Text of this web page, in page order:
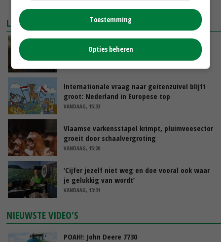
LAATSTE NIEUWS
‘Samenwerking A-ware en Amalthea gaat
zorgen voor meer balans’
Internationale vraag naar geitenzuivel blijft
groot: Nederland in Europese top
VANDAAG, 15:33
Vlaamse varkensstapel krimpt, pluimveesector
groeit door schaalvergroting
VANDAAG, 15:20
‘Cijfer jezelf niet weg en doe vooral ook waar
je gelukkig van wordt’
VANDAAG, 13:31
NIEUWSTE VIDEO'S
POAH!: John Deere 7730
Toestemming
Opties beheren